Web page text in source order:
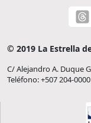
© 2019 La Estrella
C/ Alejandro A. Duque
Teléfono: +507 204-0000